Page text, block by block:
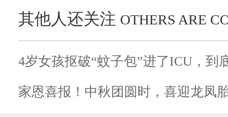
其他人还关注 OTHERS ARE
家恩喜报！中秋团圆时，喜迎龙凤